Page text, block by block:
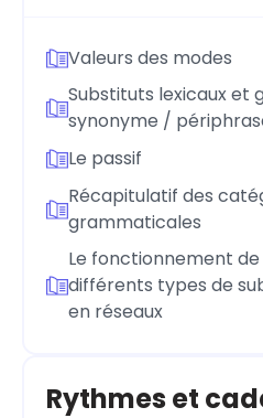
Valeurs des modes
Substituts lexicaux et
synonyme /
Le passif
Récapitulatif des
grammaticales
Le fonctionnement
différents types de
en réseaux
Rythmes et